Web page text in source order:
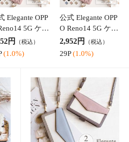
クレカ
auかんたん決済
ソフトバンクまとめて支払い・
ワイモバイルまとめて支払い
Mサイ ヌビバッグ Lサイ